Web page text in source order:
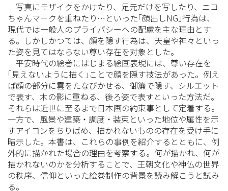
写真にモザイクをかけたり、足元だけを写したり、ニコ
ちゃんマークを重ねたり…といった｢顔出しNG｣行為は、
現代では一般人のプライバシーへの配慮を主な理由とす
る。しかしかつては、顔を隠す行為は、天皇や神々といっ
た姿を見てはならない尊い存在を対象とした。
平安時代の絵巻にはじまる絵画表現には、尊い存在を
｢見えないように描く｣ことで顔を隠す技法があった。例え
ば顔の部分に雲をたなびかせる、御簾で隠す、シルエット
で表す、木の影に重ねる、後ろ姿で表すといった方法だ。
それらは近世に至るまで日本画の約束事として定着する。
一方で、風景や建築・調度・装束といった地位や属性を示
すアイコンをちりばめ、描かれないものの存在を受け手に
暗示した。本書は、これらの事例を紹介するとともに、例
外的に描かれた場合の理由を考察する。何が描かれ、何が
描かれないのかを分析することで、王朝文化や神仏の世界
の秩序、信仰といった絵巻制作の背景を読み解こうと試み
る。